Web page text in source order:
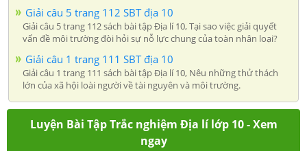
Giải câu 5 trang 112 SBT địa 10
Giải câu 5 trang 112 sách bài tập Địa lí 10, Tại sao việc giải quyết
vấn đề môi trường đòi hỏi sự nỗ lực chung của toàn nhân loại?
Giải câu 1 trang 111 SBT địa 10
Giải câu 1 trang 111 sách bài tập Địa lí 10, Nêu những thử thách
lớn của xã hội loài người về tài nguyên và môi trường.
Luyện Bài Tập Trắc nghiệm Địa lí lớp 10 - Xem
ngay